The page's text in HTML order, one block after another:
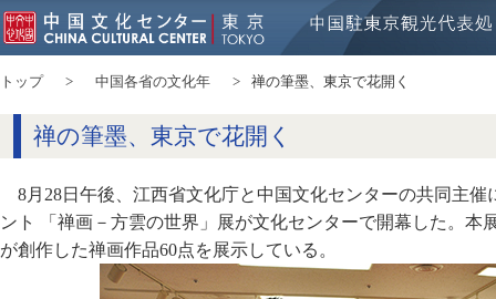
トップ 中国各省の文化年 禅の筆墨、東京で花開く
禅の筆墨、東京で花開く
8月28日午後、江西省文化庁と中国文化センターの共同主
ント 「禅画－方雲の世界」展が文化センターで開幕した。本
が創作した禅画作品60点を展示している。